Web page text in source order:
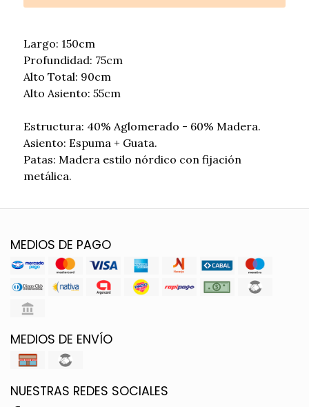
Largo: 150cm
Profundidad: 75cm
Alto Total: 90cm
Alto Asiento: 55cm
Estructura: 40% Aglomerado - 60% Madera.
Asiento: Espuma + Guata.
Patas: Madera estilo nórdico con fijación
metálica.
MEDIOS DE PAGO
MEDIOS DE ENVÍO
NUESTRAS REDES SOCIALES